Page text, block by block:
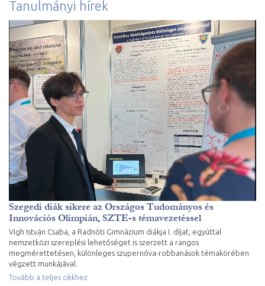
Tanulmányi hírek
Szegedi diák sikere az Országos Tudományos és
Innovációs Olimpián, SZTE-s témavezetéssel
Vigh István Csaba, a Radnóti Gimnázium diákja I. díjat, egyúttal
nemzetközi szereplési lehetőséget is szerzett a rangos
megmérettetésen, különleges szupernóva-robbanások témakörében
végzett munkájával.
Tovább a teljes cikkhez